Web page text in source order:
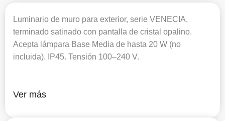
Luminario de muro para exterior, serie VENECIA,
terminado satinado con pantalla de cristal opalino.
Acepta lámpara Base Media de hasta 20 W (no
incluida). IP45. Tensión 100–240 V.
Ver más